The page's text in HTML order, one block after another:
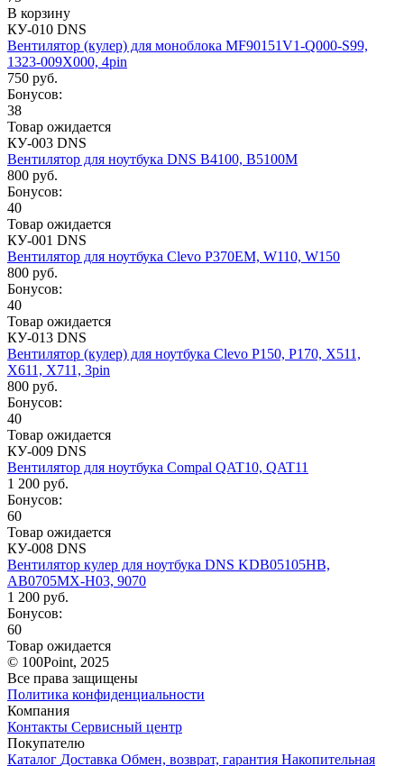
В корзину
КУ-010 DNS
Вентилятор (кулер) для моноблока MF90151V1-Q000-S99,
1323-009X000, 4pin
750 руб.
Бонусов:
38
Товар ожидается
КУ-003 DNS
Вентилятор для ноутбука DNS B4100, B5100M
800 руб.
Бонусов:
40
Товар ожидается
КУ-001 DNS
Вентилятор для ноутбука Clevo P370EM, W110, W150
800 руб.
Бонусов:
40
Товар ожидается
КУ-013 DNS
Вентилятор (кулер) для ноутбука Clevo P150, P170, X511,
X611, X711, 3pin
800 руб.
Бонусов:
40
Товар ожидается
КУ-009 DNS
Вентилятор для ноутбука Compal QAT10, QAT11
1 200 руб.
Бонусов:
60
Товар ожидается
КУ-008 DNS
Вентилятор кулер для ноутбука DNS KDB05105HB,
AB0705MX-H03, 9070
1 200 руб.
Бонусов:
60
Товар ожидается
© 100Point, 2025
Все права защищены
Политика конфиденциальности
Компания
Контакты Сервисный центр
Покупателю
Каталог Доставка Обмен, возврат, гарантия Накопительная